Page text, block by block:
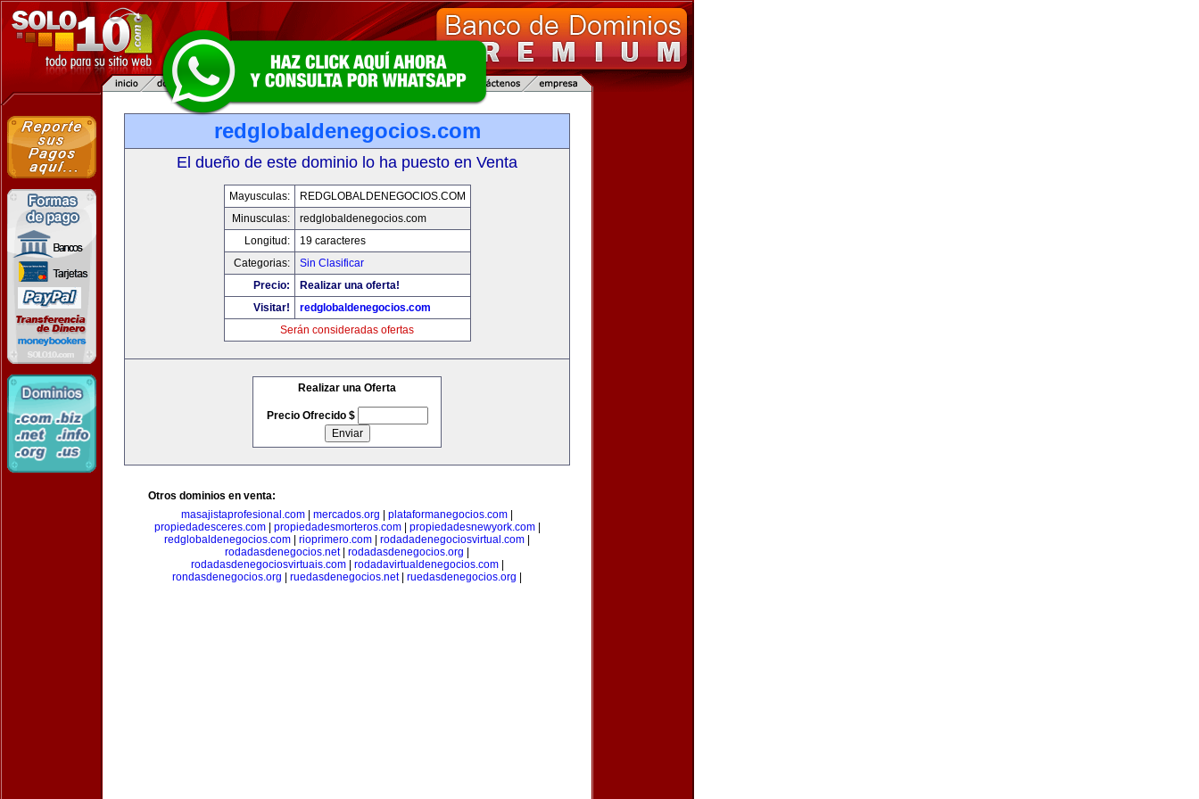
redglobaldenegocios.com
El dueño de este dominio lo ha puesto en Venta
Mayusculas:
REDGLOBALDENEGOCIOS.COM
Minusculas:
redglobaldenegocios.com
Longitud:
19 caracteres
Categorias:
Sin Clasificar
Precio:
Realizar una oferta!
Visitar!
redglobaldenegocios.com
Serán consideradas ofertas
Realizar una Oferta
Precio Ofrecido $
Otros dominios en venta:
masajistaprofesional.com
mercados.org plataformanegocios.com
propiedadesceres.com| propiedadesmorteros.com| propiedadesnewyork.com|
redglobaldenegocios.com
rioprimero.com rodadadenegociosvirtual.com
rodadasdenegocios.net| rodadasdenegocios.org
rodadasdenegociosvirtuais.com| rodadavirtualdenegocios.com|
rondasdenegocios.org
ruedasdenegocios.net| ruedasdenegocios.org